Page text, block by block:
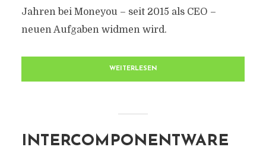
Jahren bei Moneyou – seit 2015 als CEO –
neuen Aufgaben widmen wird.
WEITERLESEN
INTERCOMPONENTWARE